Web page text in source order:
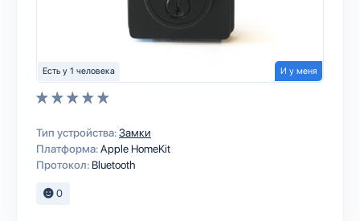
Есть у 1 человека И у меня
Тип устройства:Замки
Платформа:Apple HomeKit
Протокол: Bluetooth
0